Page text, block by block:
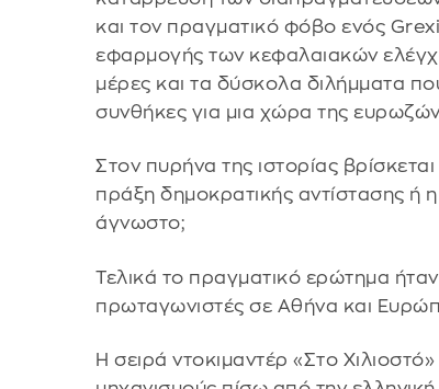
και τον πραγματικό φόβο ενός
εφαρμογής των κεφαλαιακών
μέρες και τα δύσκολα διλήμματα
συνθήκες για μια χώρα της
Στον πυρήνα της ιστορίας
πράξη δημοκρατικής αντίστασης ή
άγνωστο;
Τελικά το πραγματικό ερώτημα
πρωταγωνιστές σε Αθήνα και
Η σειρά ντοκιμαντέρ «Στο